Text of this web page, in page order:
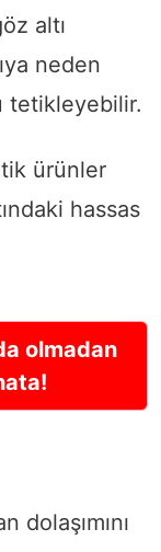
altı
neden
tetikleyebilir.
ürünler
hassas
olmadan
dolaşımını